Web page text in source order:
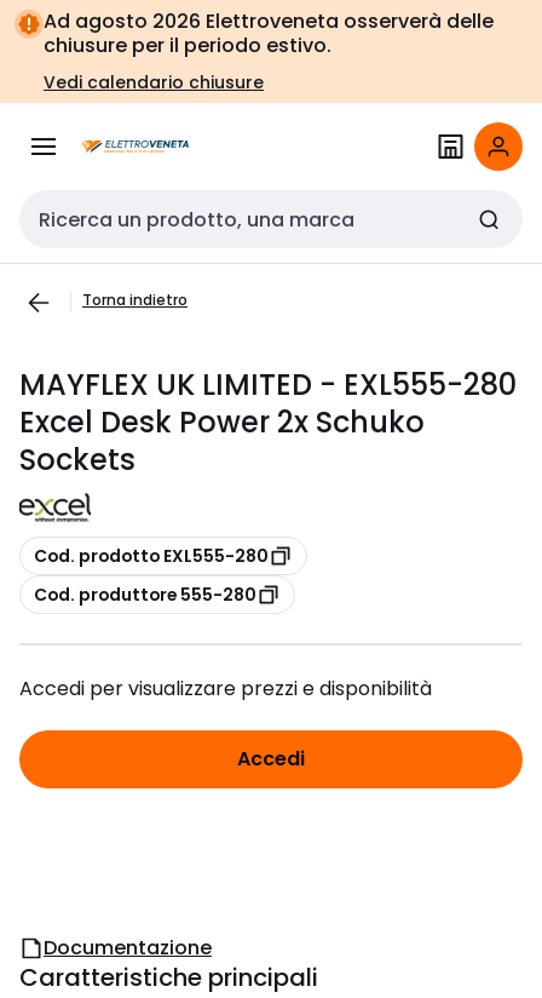
Vai alla
navigazione
Vai
alla
pagina
Ad agosto 2026 Elettroveneta osserverà delle
chiusure per il periodo estivo.
Vedi calendario chiusure
Cerca input
Torna indietro
MAYFLEX UK LIMITED - EXL555-280
Excel Desk Power 2x Schuko
Sockets
copia
Cod. prodotto EXL555-280
copia
Cod. produttore 555-280
Accedi per visualizzare prezzi e disponibilità
Accedi
Documentazione
Caratteristiche principali